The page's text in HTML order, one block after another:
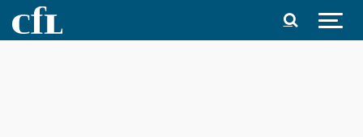
Spring til indhold